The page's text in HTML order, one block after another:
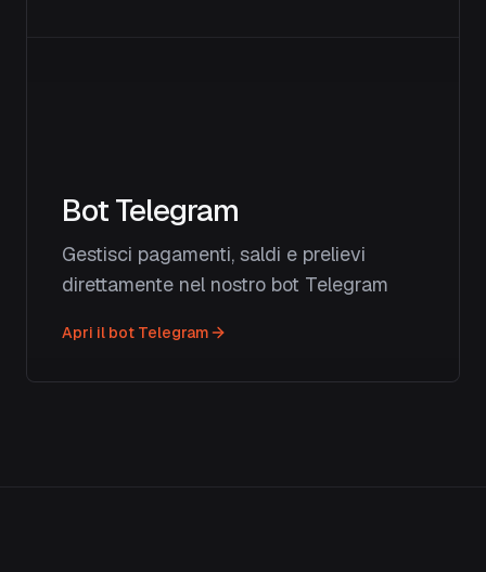
Bot Telegram
Gestisci pagamenti, saldi e prelievi
direttamente nel nostro bot Telegram
Apri il bot Telegram